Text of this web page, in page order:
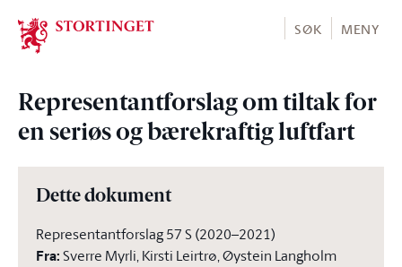
Stortinget.no
SØK MENY
Representantforslag om tiltak for
en seriøs og bærekraftig luftfart
Dette dokument
Representantforslag 57 S (2020–2021)
Fra:Sverre Myrli, Kirsti Leirtrø, Øystein Langholm